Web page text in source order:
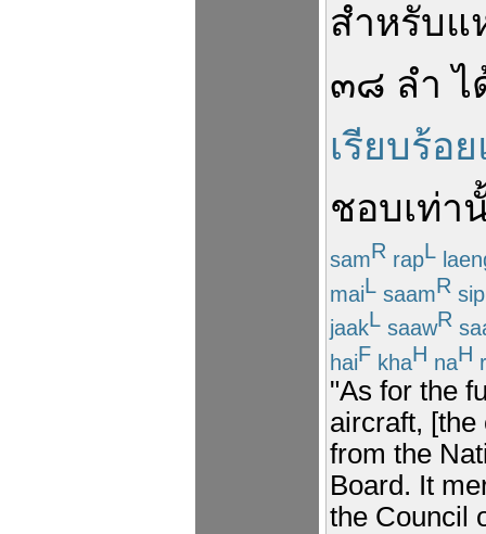
สำหรับแ
๓๘ ลำ ไ
เรียบร้อ
ชอบเท่า
samR rapL
maiL saamR sip
jaakL saawR
haiF khaH naH
"As for the
aircraft, [the
from the
Board. It
the Council